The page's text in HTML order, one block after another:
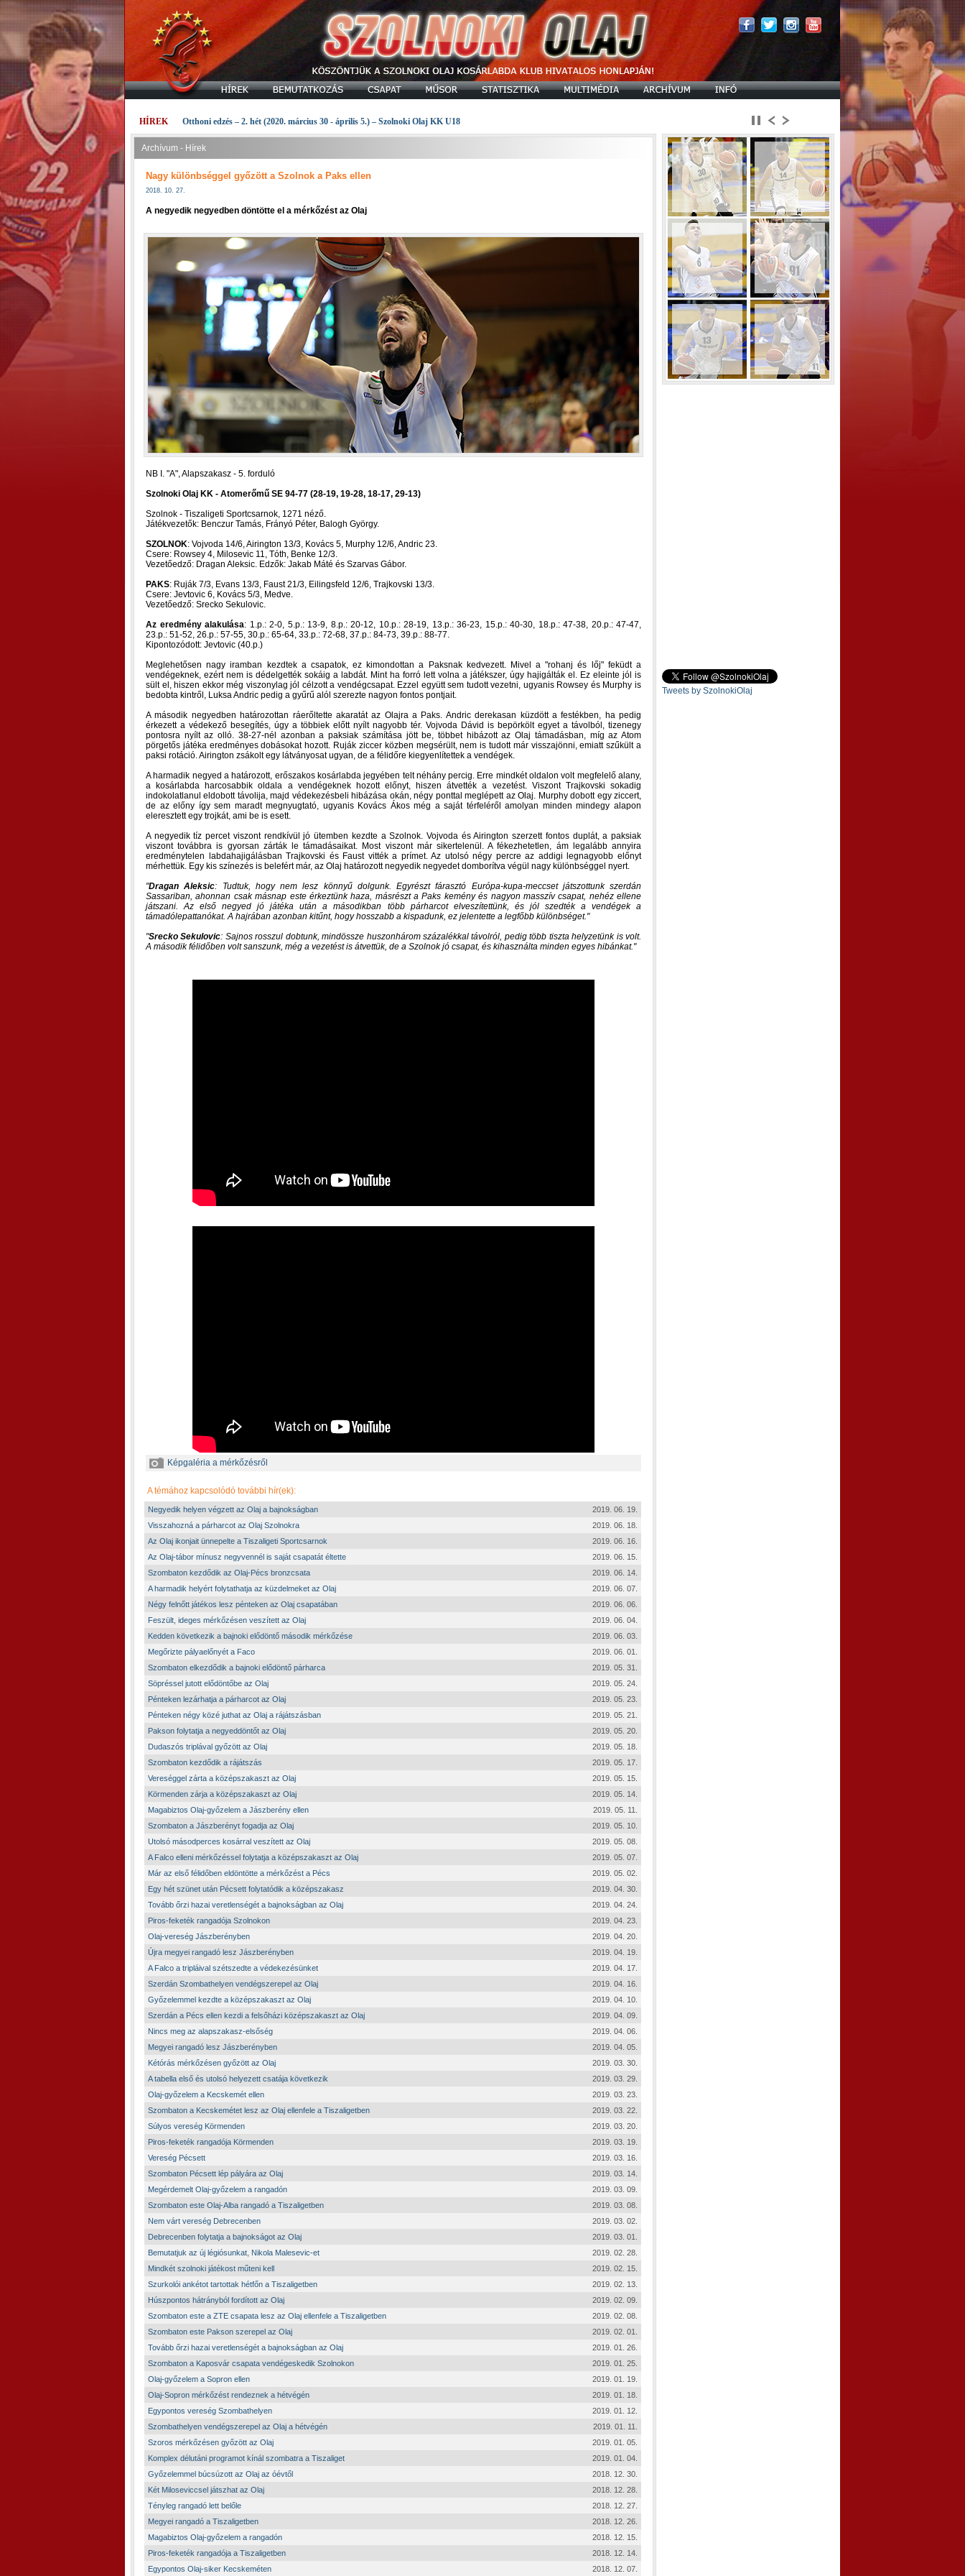
HÍREK Otthoni edzés – 2. hét (2020. március 30 - április 5.) – Szolnoki Olaj KK U18
Archívum - Hírek
Nagy különbséggel győzött a Szolnok a Paks ellen
2018. 10. 27.
A negyedik negyedben döntötte el a mérkőzést az Olaj
NB I. "A", Alapszakasz - 5. forduló
Szolnoki Olaj KK - Atomerőmű SE 94-77 (28-19, 19-28, 18-17, 29-13)
Szolnok - Tiszaligeti Sportcsarnok, 1271 néző.
Játékvezetők: Benczur Tamás, Frányó Péter, Balogh György.
SZOLNOK: Vojvoda 14/6, Airington 13/3, Kovács 5, Murphy 12/6, Andric 23.
Csere: Rowsey 4, Milosevic 11, Tóth, Benke 12/3.
Vezetőedző: Dragan Aleksic. Edzők: Jakab Máté és Szarvas Gábor.
PAKS: Ruják 7/3, Evans 13/3, Faust 21/3, Eilingsfeld 12/6, Trajkovski 13/3.
Csere: Jevtovic 6, Kovács 5/3, Medve.
Vezetőedző: Srecko Sekulovic.
Az eredmény alakulása: 1.p.: 2-0, 5.p.: 13-9, 8.p.: 20-12, 10.p.: 28-19, 13.p.: 36-23, 15.p.: 40-30, 18.p.: 47-38, 20.p.: 47-47,
23.p.: 51-52, 26.p.: 57-55, 30.p.: 65-64, 33.p.: 72-68, 37.p.: 84-73, 39.p.: 88-77.
Kipontozódott: Jevtovic (40.p.)
Meglehetősen nagy iramban kezdtek a csapatok, ez kimondottan a Paksnak kedvezett. Mivel a rohanj és lőj feküdt a
vendégeknek, ezért nem is dédelgették sokáig a labdát. Mint ha forró lett volna a játékszer, úgy hajigálták el. Ez eleinte jól is
sült el, hiszen ekkor még viszonylag jól célzott a vendégcsapat. Ezzel együtt sem tudott vezetni, ugyanis Rowsey és Murphy is
bedobta kintről, Luksa Andric pedig a gyűrű alól szerezte nagyon fontos pontjait.
A második negyedben határozottan ráerőltette akaratát az Olajra a Paks. Andric derekasan küzdött a festékben, ha pedig
érkezett a védekező besegítés, úgy a többiek előtt nyílt nagyobb tér. Vojvoda Dávid is bepörkölt egyet a távolból, tizenegy
pontosra nyílt az olló. 38-27-nél azonban a paksiak számítása jött be, többet hibázott az Olaj támadásban, míg az Atom
pörgetős játéka eredményes dobásokat hozott. Ruják ziccer közben megsérült, nem is tudott már visszajönni, emiatt szűkült a
paksi rotáció. Airington zsákolt egy látványosat ugyan, de a félidőre kiegyenlítettek a vendégek.
A harmadik negyed a határozott, erőszakos kosárlabda jegyében telt néhány percig. Erre mindkét oldalon volt megfelelő alany,
a kosárlabda harcosabbik oldala a vendégeknek hozott előnyt, hiszen átvették a vezetést. Viszont Trajkovski sokadig
indokolatlanul eldobott távolija, majd védekezésbeli hibázása okán, négy ponttal meglépett az Olaj. Murphy dobott egy ziccert,
de az előny így sem maradt megnyugtató, ugyanis Kovács Ákos még a saját térfeléről amolyan minden mindegy alapon
eleresztett egy trojkát, ami be is esett.
A negyedik tíz percet viszont rendkívül jó ütemben kezdte a Szolnok. Vojvoda és Airington szerzett fontos duplát, a paksiak
viszont továbbra is gyorsan zárták le támadásaikat. Most viszont már sikertelenül. A fékezhetetlen, ám legalább annyira
eredménytelen labdahajigálásban Trajkovski és Faust vitték a prímet. Az utolsó négy percre az addigi legnagyobb előnyt
mérhettük. Egy kis színezés is belefért már, az Olaj határozott negyedik negyedet domborítva végül nagy különbséggel nyert.
Dragan Aleksic: Tudtuk, hogy nem lesz könnyű dolgunk. Egyrészt fárasztó Európa-kupa-meccset játszottunk szerdán
Sassariban, ahonnan csak másnap este érkeztünk haza, másrészt a Paks kemény és nagyon masszív csapat, nehéz ellene
játszani. Az első negyed jó játéka után a másodikban több párharcot elveszítettünk, és jól szedték a vendégek a
támadólepattanókat. A hajrában azonban kitűnt, hogy hosszabb a kispadunk, ez jelentette a legfőbb különbséget.
Srecko Sekulovic: Sajnos rosszul dobtunk, mindössze huszonhárom százalékkal távolról, pedig több tiszta helyzetünk is volt.
A második félidőben volt sanszunk, még a vezetést is átvettük, de a Szolnok jó csapat, és kihasználta minden egyes hibánkat.
Képgaléria a mérkőzésről
A témához kapcsolódó további hír(ek):
Negyedik helyen végzett az Olaj a bajnokságban
2019. 06. 19.
Visszahozná a párharcot az Olaj Szolnokra
2019. 06. 18.
Az Olaj ikonjait ünnepelte a Tiszaligeti Sportcsarnok
2019. 06. 16.
Az Olaj-tábor mínusz negyvennél is saját csapatát éltette
2019. 06. 15.
Szombaton kezdődik az Olaj-Pécs bronzcsata
2019. 06. 14.
A harmadik helyért folytathatja az küzdelmeket az Olaj
2019. 06. 07.
Négy felnőtt játékos lesz pénteken az Olaj csapatában
2019. 06. 06.
Feszült, ideges mérkőzésen veszített az Olaj
2019. 06. 04.
Kedden következik a bajnoki elődöntő második mérkőzése
2019. 06. 03.
Megőrizte pályaelőnyét a Faco
2019. 06. 01.
Szombaton elkezdődik a bajnoki elődöntő párharca
2019. 05. 31.
Söpréssel jutott elődöntőbe az Olaj
2019. 05. 24.
Pénteken lezárhatja a párharcot az Olaj
2019. 05. 23.
Pénteken négy közé juthat az Olaj a rájátszásban
2019. 05. 21.
Pakson folytatja a negyeddöntőt az Olaj
2019. 05. 20.
Dudaszós triplával győzött az Olaj
2019. 05. 18.
Szombaton kezdődik a rájátszás
2019. 05. 17.
Vereséggel zárta a középszakaszt az Olaj
2019. 05. 15.
Körmenden zárja a középszakaszt az Olaj
2019. 05. 14.
Magabiztos Olaj-győzelem a Jászberény ellen
2019. 05. 11.
Szombaton a Jászberényt fogadja az Olaj
2019. 05. 10.
Utolsó másodperces kosárral veszített az Olaj
2019. 05. 08.
A Falco elleni mérkőzéssel folytatja a középszakaszt az Olaj
2019. 05. 07.
Már az első félidőben eldöntötte a mérkőzést a Pécs
2019. 05. 02.
Egy hét szünet után Pécsett folytatódik a középszakasz
2019. 04. 30.
Tovább őrzi hazai veretlenségét a bajnokságban az Olaj
2019. 04. 24.
Piros-feketék rangadója Szolnokon
2019. 04. 23.
Olaj-vereség Jászberényben
2019. 04. 20.
Újra megyei rangadó lesz Jászberényben
2019. 04. 19.
A Falco a tripláival szétszedte a védekezésünket
2019. 04. 17.
Szerdán Szombathelyen vendégszerepel az Olaj
2019. 04. 16.
Győzelemmel kezdte a középszakaszt az Olaj
2019. 04. 10.
Szerdán a Pécs ellen kezdi a felsőházi középszakaszt az Olaj
2019. 04. 09.
Nincs meg az alapszakasz-elsőség
2019. 04. 06.
Megyei rangadó lesz Jászberényben
2019. 04. 05.
Kétórás mérkőzésen győzött az Olaj
2019. 03. 30.
A tabella első és utolsó helyezett csatája következik
2019. 03. 29.
Olaj-győzelem a Kecskemét ellen
2019. 03. 23.
Szombaton a Kecskemétet lesz az Olaj ellenfele a Tiszaligetben
2019. 03. 22.
Súlyos vereség Körmenden
2019. 03. 20.
Piros-feketék rangadója Körmenden
2019. 03. 19.
Vereség Pécsett
2019. 03. 16.
Szombaton Pécsett lép pályára az Olaj
2019. 03. 14.
Megérdemelt Olaj-győzelem a rangadón
2019. 03. 09.
Szombaton este Olaj-Alba rangadó a Tiszaligetben
2019. 03. 08.
Nem várt vereség Debrecenben
2019. 03. 02.
Debrecenben folytatja a bajnokságot az Olaj
2019. 03. 01.
Bemutatjuk az új légiósunkat, Nikola Malesevic-et
2019. 02. 28.
Mindkét szolnoki játékost műteni kell
2019. 02. 15.
Szurkolói ankétot tartottak hétfőn a Tiszaligetben
2019. 02. 13.
Húszpontos hátrányból fordított az Olaj
2019. 02. 09.
Szombaton este a ZTE csapata lesz az Olaj ellenfele a Tiszaligetben
2019. 02. 08.
Szombaton este Pakson szerepel az Olaj
2019. 02. 01.
Tovább őrzi hazai veretlenségét a bajnokságban az Olaj
2019. 01. 26.
Szombaton a Kaposvár csapata vendégeskedik Szolnokon
2019. 01. 25.
Olaj-győzelem a Sopron ellen
2019. 01. 19.
Olaj-Sopron mérkőzést rendeznek a hétvégén
2019. 01. 18.
Egypontos vereség Szombathelyen
2019. 01. 12.
Szombathelyen vendégszerepel az Olaj a hétvégén
2019. 01. 11.
Szoros mérkőzésen győzött az Olaj
2019. 01. 05.
Komplex délutáni programot kínál szombatra a Tiszaliget
2019. 01. 04.
Győzelemmel búcsúzott az Olaj az óévtől
2018. 12. 30.
Két Miloseviccsel játszhat az Olaj
2018. 12. 28.
Tényleg rangadó lett belőle
2018. 12. 27.
Megyei rangadó a Tiszaligetben
2018. 12. 26.
Magabiztos Olaj-győzelem a rangadón
2018. 12. 15.
Piros-feketék rangadója a Tiszaligetben
2018. 12. 14.
Egypontos Olaj-siker Kecskeméten
2018. 12. 07.
Tweets by SzolnokiOlaj